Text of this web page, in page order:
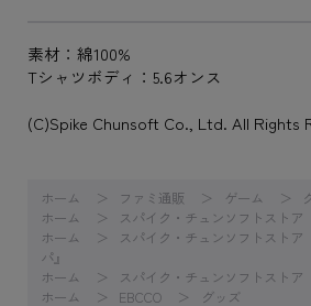
素材：綿100%
Tシャツボディ：5.6オンス
(C)Spike Chunsoft Co., Ltd. All Rights
ホーム ファミ通販 ゲーム
ホーム
スパイク・チュンソフトストア
ホーム
スパイク・チュンソフトストア
パ』
ホーム
スパイク・チュンソフトストア
ホーム
EBCCO グッズ